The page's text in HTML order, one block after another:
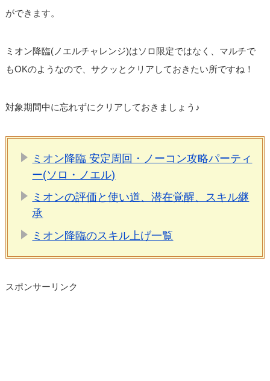
ができます。
ミオン降臨(ノエルチャレンジ)はソロ限定ではなく、マルチで
もOKのようなので、サクッとクリアしておきたい所ですね！
対象期間中に忘れずにクリアしておきましょう♪
ミオン降臨 安定周回・ノーコン攻略パーティ
ー(ソロ・ノエル)
ミオンの評価と使い道、潜在覚醒、スキル継
承
ミオン降臨のスキル上げ一覧
スポンサーリンク